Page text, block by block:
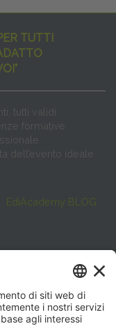
TUTTI
tutti validi
formative
dell’evento ideale
EdiAcademy BLOG